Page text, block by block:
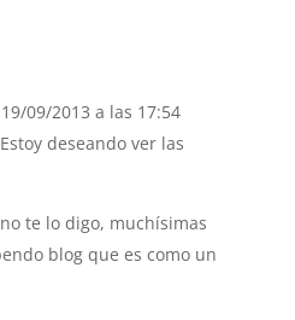
09/2013 a las 17:54
deseando ver las
te lo digo, muchísimas
blog que es como un